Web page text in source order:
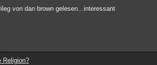
von dan brown gelesen...interessant
Religion?